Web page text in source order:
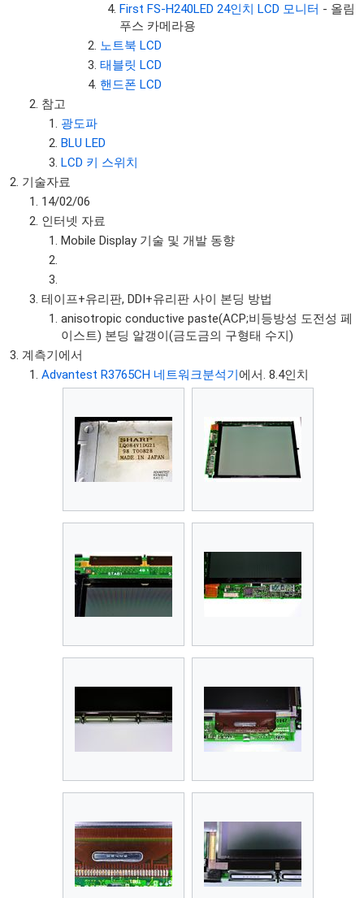
First FS-H240LED 24인치 LCD 모니터 - 올림
푸스 카메라용
노트북 LCD
태블릿 LCD
핸드폰 LCD
참고
광도파
BLU LED
LCD 키 스위치
기술자료
14/02/06
인터넷 자료
Mobile Display 기술 및 개발 동향
테이프+유리판, DDI+유리판 사이 본딩 방법
anisotropic conductive paste(ACP;비등방성 도전성 페
이스트) 본딩 알갱이(금도금의 구형태 수지)
계측기에서
Advantest R3765CH 네트워크분석기에서. 8.4인치